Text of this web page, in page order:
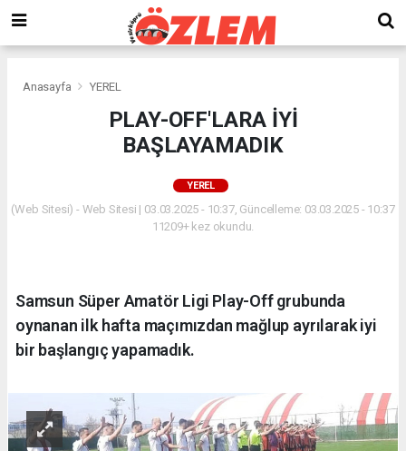
Anasayfa YEREL
PLAY-OFF'LARA İYİ
BAŞLAYAMADIK
YEREL
(Web Sitesi) - Web Sitesi | 03.03.2025 - 10:37, Güncelleme: 03.03.2025 - 10:37
11209+ kez okundu.
Samsun Süper Amatör Ligi Play-Off grubunda
oynanan ilk hafta maçımızdan mağlup ayrılarak iyi
bir başlangıç yapamadık.